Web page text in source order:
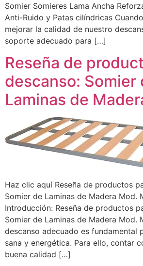
Somier Somieres Lama Ancha
Anti-Ruido y Patas cilíndricas
mejorar la calidad de nuestro
soporte adecuado para […]
Reseña de
descanso: Somier
Laminas de
Haz clic aquí Reseña de productos
Somier de Laminas de Madera Mod.
Introducción: Reseña de productos
Somier de Laminas de Madera Mod.
descanso adecuado es fundamental
sana y energética. Para ello, contar
buena calidad […]